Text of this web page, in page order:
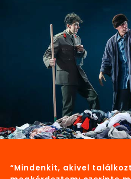
“Mindenkit, akivel